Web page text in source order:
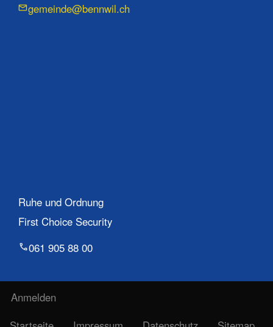
gemeinde@bennwil.ch
Ruhe und Ordnung
First Choice Security
061 905 88 00
Benutzermenü
Anmelden
Fußzeile